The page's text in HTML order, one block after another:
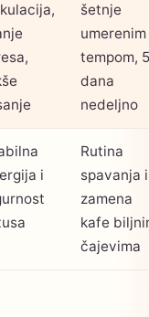
šetnje
umerenim
tempom, 5
dana
nedeljno
i
Rutina
spavanja i
zamena
kafe
čajevima